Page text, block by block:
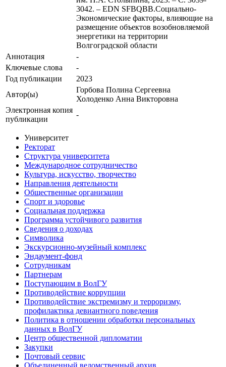
3042. – EDN SFBQBB.Социально-
Экономические факторы, влияющие на
размещение объектов возобновляемой
энергетики на территории
Волгоградской области
Аннотация
-
Ключевые cлова
-
Год публикации
2023
Автор(ы)
Горбова Полина Сергеевна
Холоденко Анна Викторовна
Электронная копия
публикации
-
Университет
Ректорат
Структура университета
Международное сотрудничество
Культура, искусство, творчество
Направления деятельности
Общественные организации
Спорт и здоровье
Социальная поддержка
Программа устойчивого развития
Сведения о доходах
Символика
Экскурсионно-музейный комплекс
Эндаумент-фонд
Сотрудникам
Партнерам
Поступающим в ВолГУ
Противодействие коррупции
Противодействие экстремизму и терроризму,
профилактика девиантного поведения
Политика в отношении обработки персональных
данных в ВолГУ
Центр общественной дипломатии
Закупки
Почтовый сервис